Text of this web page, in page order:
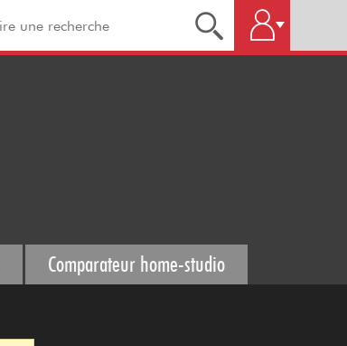
Comparateur home-studio